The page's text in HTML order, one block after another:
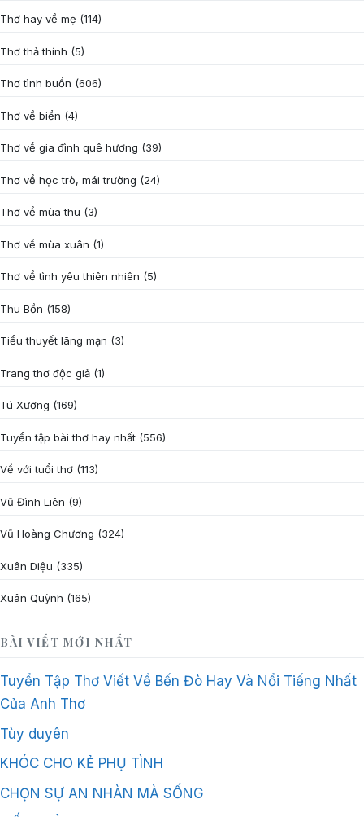
Thơ hay về mẹ (114)
Thơ thả thính (5)
Thơ tình buồn (606)
Thơ về biển (4)
Thơ về gia đình quê hương (39)
Thơ về học trò, mái trường (24)
Thơ về mùa thu (3)
Thơ về mùa xuân (1)
Thơ về tình yêu thiên nhiên (5)
Thu Bồn (158)
Tiểu thuyết lãng mạn (3)
Trang thơ độc giả (1)
Tú Xương (169)
Tuyển tập bài thơ hay nhất (556)
Về với tuổi thơ (113)
Vũ Đình Liên (9)
Vũ Hoàng Chương (324)
Xuân Diệu (335)
Xuân Quỳnh (165)
BÀI VIẾT MỚI NHẤT
Tuyển Tập Thơ Viết Về Bến Đò Hay Và Nổi Tiếng Nhất
Của Anh Thơ
Tùy duyên
KHÓC CHO KẺ PHỤ TÌNH
CHỌN SỰ AN NHÀN MÀ SỐNG